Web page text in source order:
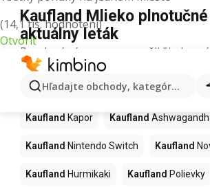
(14,1 tis. hodnotení)
Otvoriť
Hľadajte obchody, kategórie,
Kaufland Mlieko
aktuálny leták
Pre daný výraz sme nenašli žiadne
Ďalšie produkty v
Kaufland
Kaufland Kapor Kaufland
Kaufland Nintendo Switch Kaufland
Kaufland Hurmikaki Kaufland Polievky